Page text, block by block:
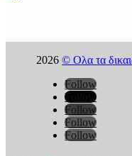
2026© Ολα τα
Follow
Follow
Follow
Follow
Follow